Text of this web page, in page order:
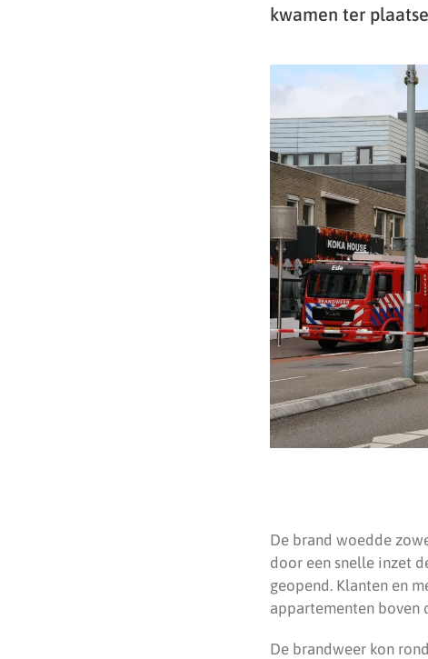
kwamen ter
De brand woedde
door een snelle inzet
geopend. Klanten en
appartementen boven
De brandweer kon